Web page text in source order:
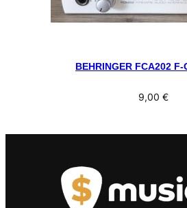
BEHRINGER FCA202 F-
9,00 €